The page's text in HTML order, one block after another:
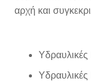
αρχή και
Υδραυλικές